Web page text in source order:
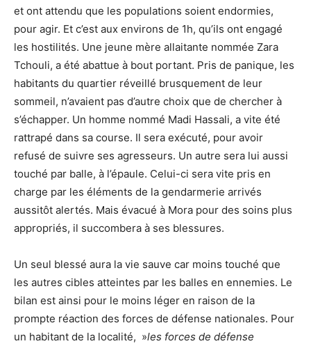
et ont attendu que les populations soient endormies,
pour agir. Et c’est aux environs de 1h, qu’ils ont engagé
les hostilités. Une jeune mère allaitante nommée Zara
Tchouli, a été abattue à bout portant. Pris de panique, les
habitants du quartier réveillé brusquement de leur
sommeil, n’avaient pas d’autre choix que de chercher à
s’échapper. Un homme nommé Madi Hassali, a vite été
rattrapé dans sa course. Il sera exécuté, pour avoir
refusé de suivre ses agresseurs. Un autre sera lui aussi
touché par balle, à l’épaule. Celui-ci sera vite pris en
charge par les éléments de la gendarmerie arrivés
aussitôt alertés. Mais évacué à Mora pour des soins plus
appropriés, il succombera à ses blessures.
Un seul blessé aura la vie sauve car moins touché que
les autres cibles atteintes par les balles en ennemies. Le
bilan est ainsi pour le moins léger en raison de la
prompte réaction des forces de défense nationales. Pour
un habitant de la localité, »les forces de défense